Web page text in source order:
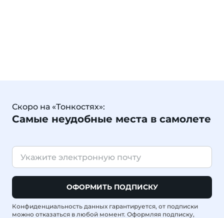
Скоро на «Тонкостях»:
Самые неудобные места в самолете
ОФОРМИТЬ ПОДПИСКУ
Конфиденциальность данных гарантируется, от подписки
можно отказаться в любой момент. Оформляя подписку,